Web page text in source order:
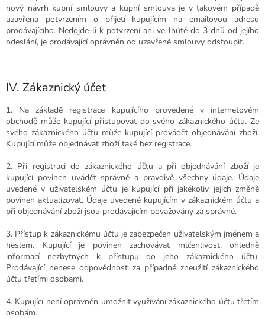
nový návrh kupní smlouvy a kupní smlouva je v takovém případě
uzavřena potvrzením o přijetí kupujícím na emailovou adresu
prodávajícího. Nedojde-li k potvrzení ani ve lhůtě do 3 dnů od jejího
odeslání, je prodávající oprávněn od uzavřené smlouvy odstoupit.
IV. Zákaznický účet
1. Na základě registrace kupujícího provedené v internetovém
obchodě může kupující přistupovat do svého zákaznického účtu. Ze
svého zákaznického účtu může kupující provádět objednávání zboží.
Kupující může objednávat zboží také bez registrace.
2. Při registraci do zákaznického účtu a při objednávání zboží je
kupující povinen uvádět správně a pravdivě všechny údaje. Údaje
uvedené v uživatelském účtu je kupující při jakékoliv jejich změně
povinen aktualizovat. Údaje uvedené kupujícím v zákaznickém účtu a
při objednávání zboží jsou prodávajícím považovány za správné.
3. Přístup k zákaznickému účtu je zabezpečen uživatelským jménem a
heslem. Kupující je povinen zachovávat mlčenlivost, ohledně
informací nezbytných k přístupu do jeho zákaznického účtu.
Prodávající nenese odpovědnost za případné zneužití zákaznického
účtu třetími osobami.
4. Kupující není oprávněn umožnit využívání zákaznického účtu třetím
osobám.